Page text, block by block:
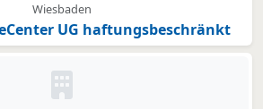
Wiesbaden
UG haftungsbeschränkt
Kein Bild oder Logo hinterlegt